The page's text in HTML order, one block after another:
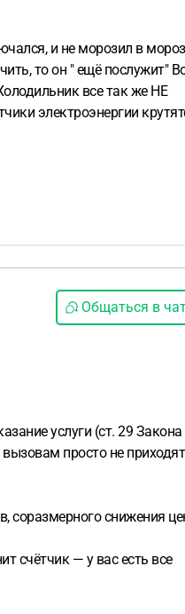
и не морозил в
то он " ещё послужит"
все так же НЕ
электроэнергии
Общаться в
услуги (ст. 29 Закона
просто не
соразмерного снижения
счётчик — у вас есть все